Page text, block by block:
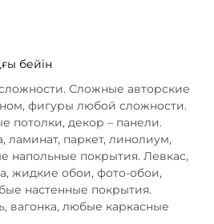
бейін
Сложные авторские
фигуры любой сложности.
потолки, декор – панели.
ламинат, паркет, линолиум,
напольные покрытия. Левкас,
жидкие обои, фото-обои,
настенные покрытия.
вагонка, любые каркасные